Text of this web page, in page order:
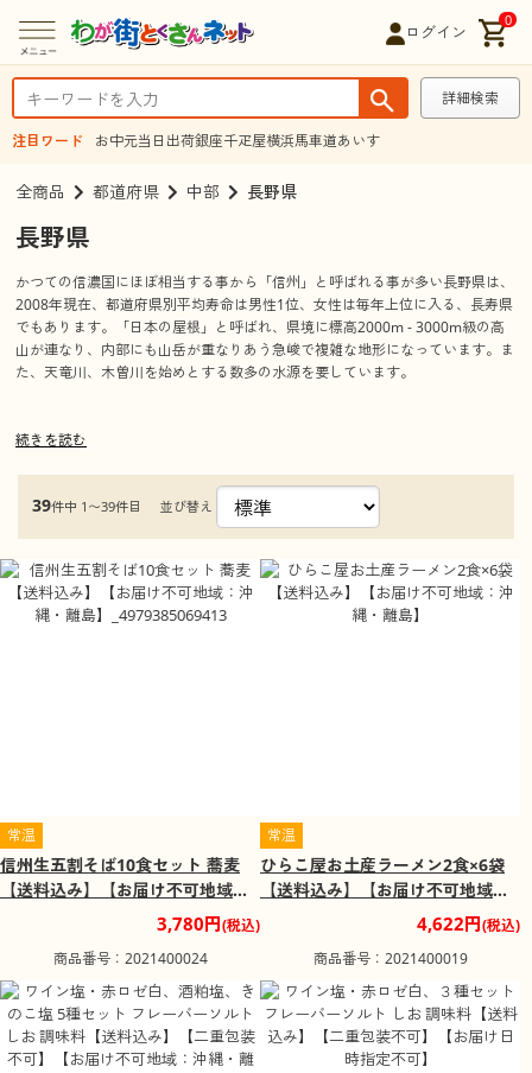
ログイン
0
詳細検索
注目ワード お中元当日出荷銀座千疋屋横浜馬車道あいす
全商品 都道府県 中部 長野県
長野県
かつての信濃国にほぼ相当する事から「信州」と呼ばれる事が多い長野県は、
2008年現在、都道府県別平均寿命は男性1位、女性は毎年上位に入る、長寿県
でもあります。「日本の屋根」と呼ばれ、県境に標高2000m - 3000m級の高
山が連なり、内部にも山岳が重なりあう急峻で複雑な地形になっています。ま
た、天竜川、木曽川を始めとする数多の水源を要しています。
観光情報
松本城
松本市にあった城で、安土桃山時代末期から江戸時代初期
に建造されました。天守は国宝に指定され、城跡は国の史
跡に指定されています。また、松本城周辺市街化区域が都
市景観100選に選ばれました。
スキー場
所、国宝・重要文化財等が多くある他、年間を通して行事
も豊富に執り行われています。
日本アルプス
北アルプス(飛騨山脈)、中央アルプス(木曽山脈)、南アルプ
ス(赤石山脈)から成る山脈の総称。「日本アルプスの父」と
呼ばれるイギリス人宣教師により紹介された事が由来で
す。森林限界や貴重な水源等、貴重なしぜんが残されてい
ます。
続きを読む
39件中 1〜39件目 並び替え
常温
信州生五割そば10食セット 蕎麦
【送料込み】【お届け不可地域：
沖縄・離島】_4979385069413
3,780円(税込)
商品番号：2021400024
常温
ひらこ屋お土産ラーメン2食×6袋
【送料込み】【お届け不可地域：
4,622円(税込)
商品番号：2021400019